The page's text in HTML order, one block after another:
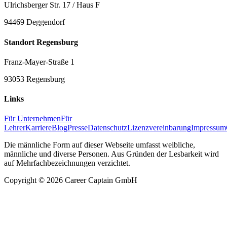
Ulrichsberger Str. 17 / Haus F
94469 Deggendorf
Standort Regensburg
Franz-Mayer-Straße 1
93053 Regensburg
Links
Für UnternehmenFür
LehrerKarriereBlogPresseDatenschutzLizenzvereinbarungImpressum
Die männliche Form auf dieser Webseite umfasst weibliche,
männliche und diverse Personen. Aus Gründen der Lesbarkeit wird
auf Mehrfachbezeichnungen verzichtet.
Copyright © 2026 Career Captain GmbH